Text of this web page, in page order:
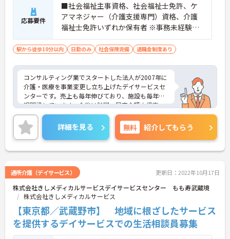
応募要件
■社会福祉主事資格、社会福祉士免許、ケ
アマネジャー（介護支援専門）資格、介護
福祉士免許いずれか保有者 ※事務未経験可
※Excel、Word使用経験尚可
駅から徒歩10分以内 日勤のみ 社会保険完備 退職金制度あり
コンサルティング業でスタートした法人が2007年に
介護・医療を事業変更し立ち上げたデイサービスセ
ンターです。売上も毎年伸びており、施設も毎年新
規開設しています。今後は訪問・居宅介護支援事
業・サ高住も展開予定で、企業とともに成長できる
環境が整っております。ご興味を持たれた方は是非
お気軽にお問い合わせ下さい。
詳細を見る 無料 紹介してもらう
通所介護（デイサービス） 更新日：2022年10月17日
株式会社きしメディカルサービスデイサービスセンター もも寿武蔵境
株式会社きしメディカルサービス
【東京都／武蔵野市】 地域に根ざしたサービス
を提供するデイサービスでの生活相談員募集